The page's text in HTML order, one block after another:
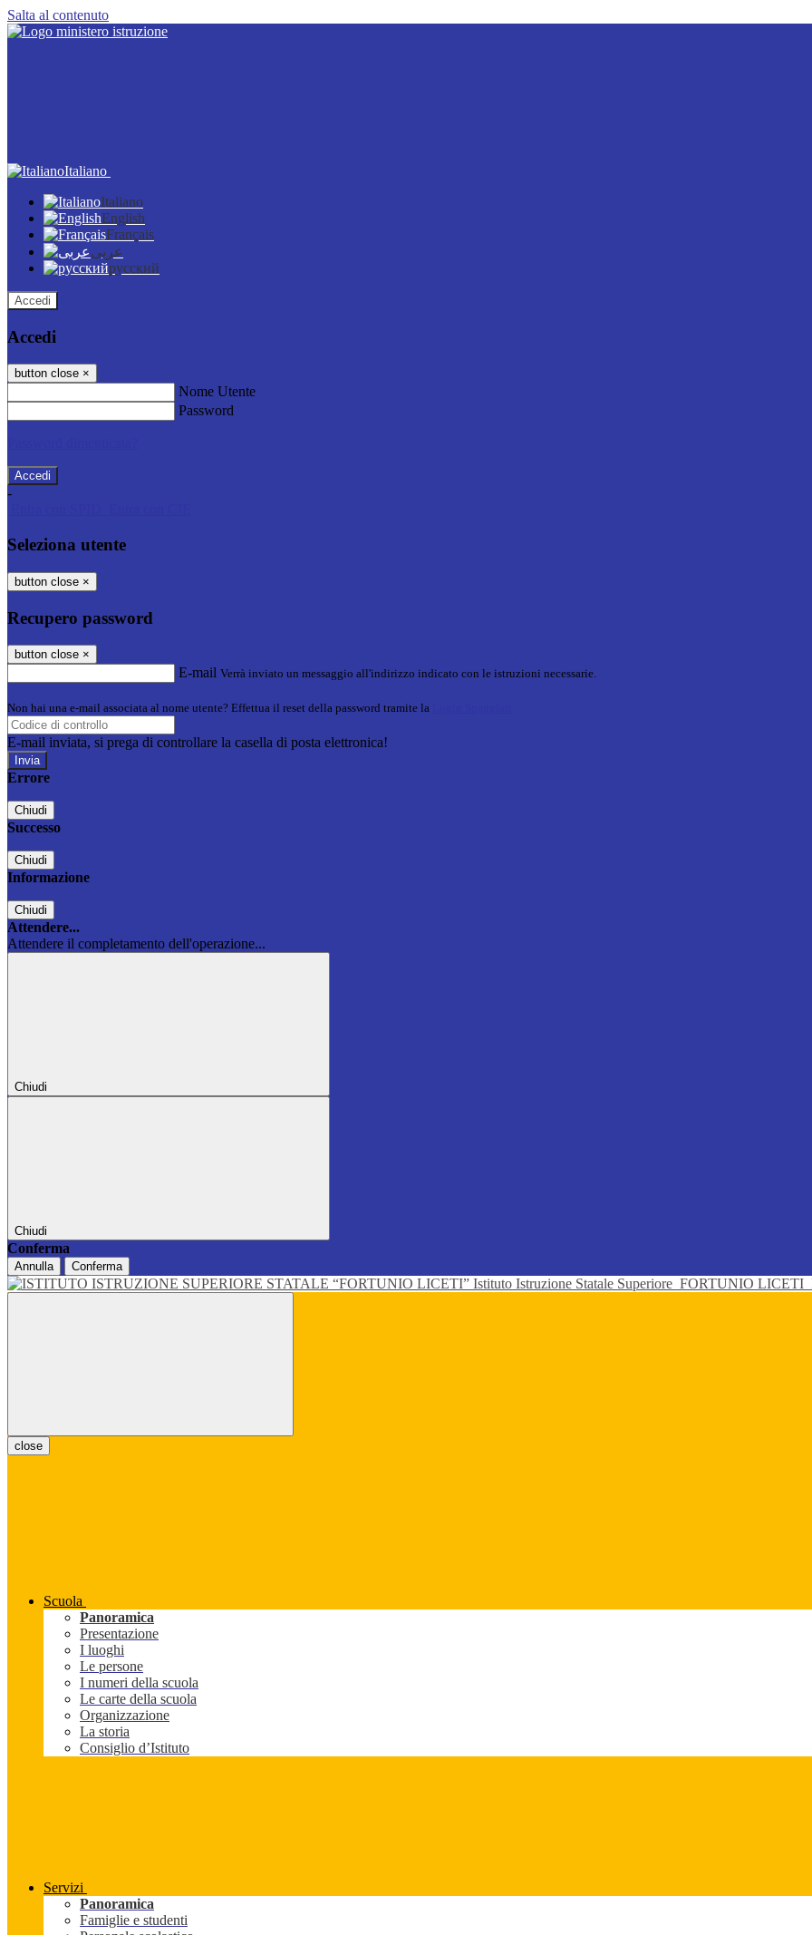
Salta al contenuto
Italiano
Italiano
English
Français
عربى
русский
Accedi
Accedi
button close ×
Nome Utente
Password
-
Seleziona utente
button close ×
Recupero password
button close ×
E-mail Verrà inviato un messaggio all'indirizzo indicato con le istruzioni necessarie.
Non hai una e-mail associata al nome utente? Effettua il reset della password tramite la
E-mail inviata, si prega di controllare la casella di posta elettronica!
Errore
Chiudi
Successo
Chiudi
Informazione
Chiudi
Attendere...
Attendere il completamento dell'operazione...
Chiudi
Chiudi
Conferma
Annulla Conferma
Istituto Istruzione Statale Superiore FORTUNIO LICETI
close
Scuola
Panoramica
Presentazione
I luoghi
Le persone
I numeri della scuola
Le carte della scuola
Organizzazione
La storia
Consiglio d’Istituto
Servizi
Panoramica
Famiglie e studenti